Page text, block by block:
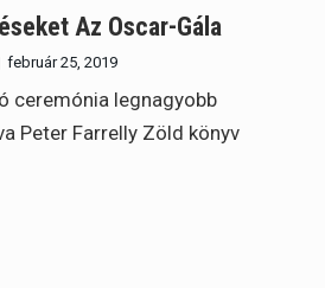
Az Oscar-Gála
február 25, 2019
ceremónia legnagyobb
Peter Farrelly Zöld könyv